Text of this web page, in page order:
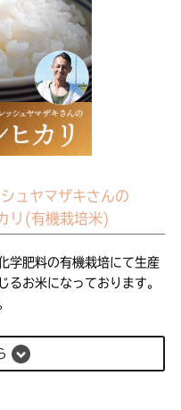
ュヤマザキさんの
リ(有機栽培米)
学肥料の有機栽培にて生産
るお米になっております。